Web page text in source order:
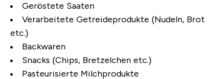
Geröstete Saaten
Verarbeitete Getreideprodukte (Nudeln, Brot
etc.)
Backwaren
Snacks (Chips, Bretzelchen etc.)
Pasteurisierte Milchprodukte